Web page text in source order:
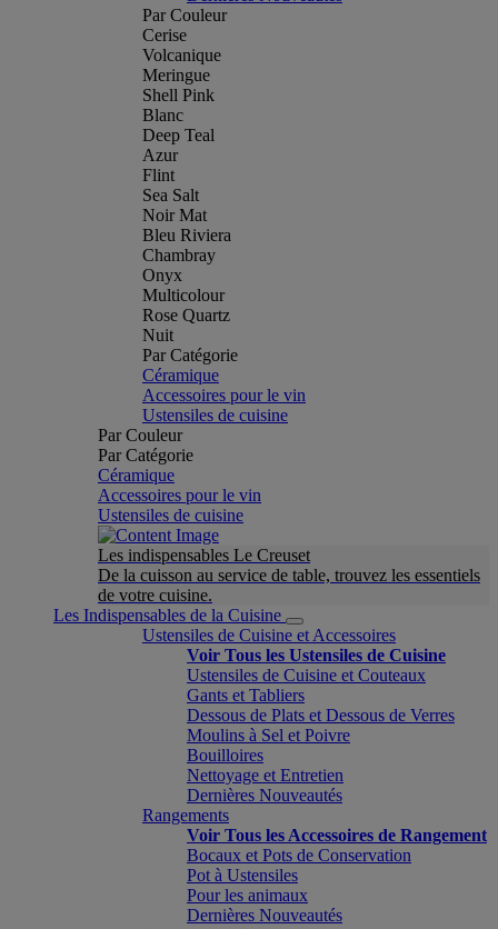
Par Couleur
Cerise
Volcanique
Meringue
Shell Pink
Blanc
Deep Teal
Azur
Flint
Sea Salt
Noir Mat
Bleu Riviera
Chambray
Onyx
Multicolour
Rose Quartz
Nuit
Par Catégorie
Céramique
Accessoires pour le vin
Ustensiles de cuisine
Par Couleur
Par Catégorie
Céramique
Accessoires pour le vin
Ustensiles de cuisine
Les indispensables Le Creuset
De la cuisson au service de table, trouvez les essentiels
de votre cuisine.
Les Indispensables de la Cuisine
Ustensiles de Cuisine et Accessoires
Voir Tous les Ustensiles de Cuisine
Ustensiles de Cuisine et Couteaux
Gants et Tabliers
Dessous de Plats et Dessous de Verres
Moulins à Sel et Poivre
Bouilloires
Nettoyage et Entretien
Dernières Nouveautés
Rangements
Voir Tous les Accessoires de Rangement
Bocaux et Pots de Conservation
Pot à Ustensiles
Pour les animaux
Dernières Nouveautés